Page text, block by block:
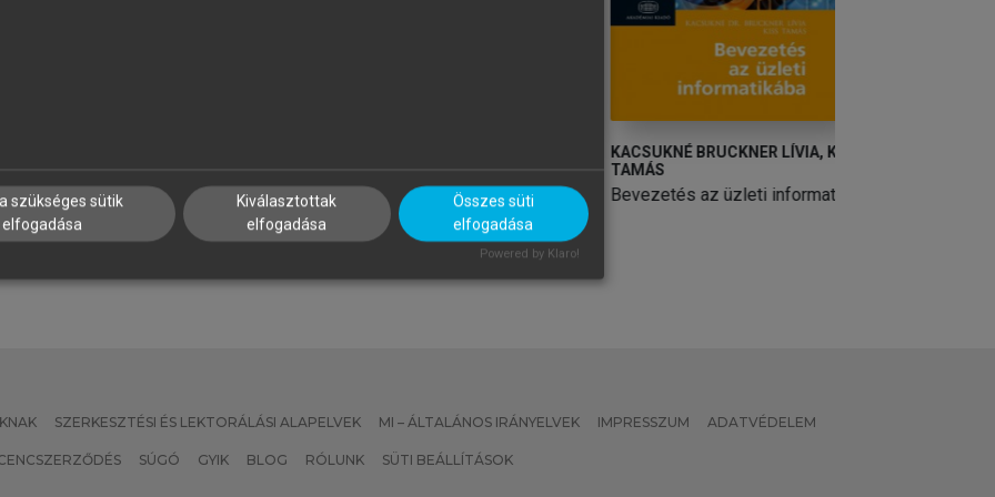
Projektmenedzsment útmutató
KACSUKNÉ BRUCKNER LÍVIA, KISS
TAMÁS
Bevezetés az üzleti informatikába
SZERKESZTÉSI ÉS LEKTORÁLÁSI ALAPELVEK MI – ÁLTALÁNOS IRÁNYELVEK IMPRESSZUM ADATVÉDELEM
SÚGÓ GYIK BLOG RÓLUNK SÜTI BEÁLLÍTÁSOK
szükséges sütik
elfogadása
Kiválasztottak
elfogadása
Összes süti
elfogadása
Powered by Klaro!